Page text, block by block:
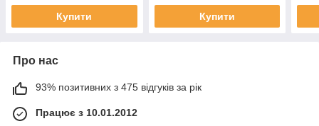
Купити Купити
Про нас
93% позитивних з 475 відгуків за рік
Працює з 10.01.2012